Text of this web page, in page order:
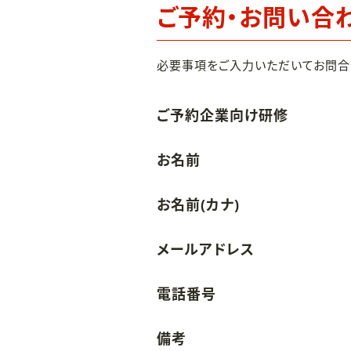
ご予約・お問い合
必要事項をご入力いただいてお問合
ご予約企業向け研修
お名前
お名前(カナ)
メールアドレス
電話番号
備考